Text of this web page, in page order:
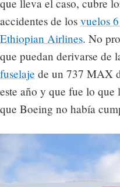
que lleva el caso, cubre
accidentes de los vuelos
Ethiopian Airlines. No
que puedan derivarse de
fuselaje de un 737 MAX
este año y que fue lo que
que Boeing no había